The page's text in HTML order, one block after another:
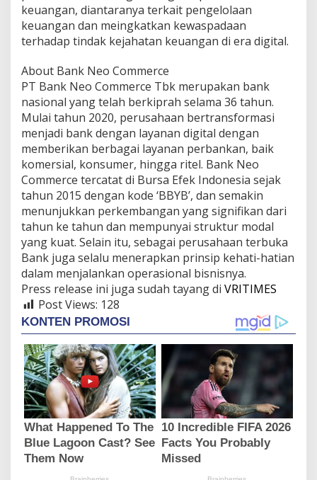
keuangan, diantaranya terkait pengelolaan
keuangan dan meingkatkan kewaspadaan
terhadap tindak kejahatan keuangan di era digital.
About Bank Neo Commerce
PT Bank Neo Commerce Tbk merupakan bank
nasional yang telah berkiprah selama 36 tahun.
Mulai tahun 2020, perusahaan bertransformasi
menjadi bank dengan layanan digital dengan
memberikan berbagai layanan perbankan, baik
komersial, konsumer, hingga ritel. Bank Neo
Commerce tercatat di Bursa Efek Indonesia sejak
tahun 2015 dengan kode ‘BBYB’, dan semakin
menunjukkan perkembangan yang signifikan dari
tahun ke tahun dan mempunyai struktur modal
yang kuat. Selain itu, sebagai perusahaan terbuka
Bank juga selalu menerapkan prinsip kehati-hatian
dalam menjalankan operasional bisnisnya.
Press release ini juga sudah tayang di VRITIMES
Post Views: 128